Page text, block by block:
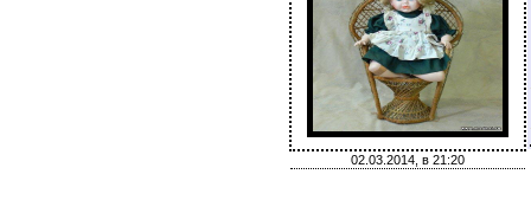
02.03.2014, в 21:20